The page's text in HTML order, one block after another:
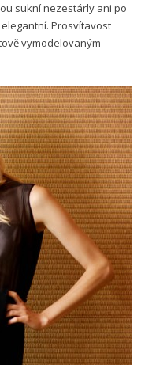
sukní nezestárly ani po
Prosvítavost
vymodelovaným